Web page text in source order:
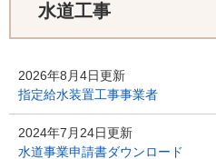
水道工事
2026年8月4日更新
指定給水装置工事事業者
2024年7月24日更新
水道事業申請書ダウンロード